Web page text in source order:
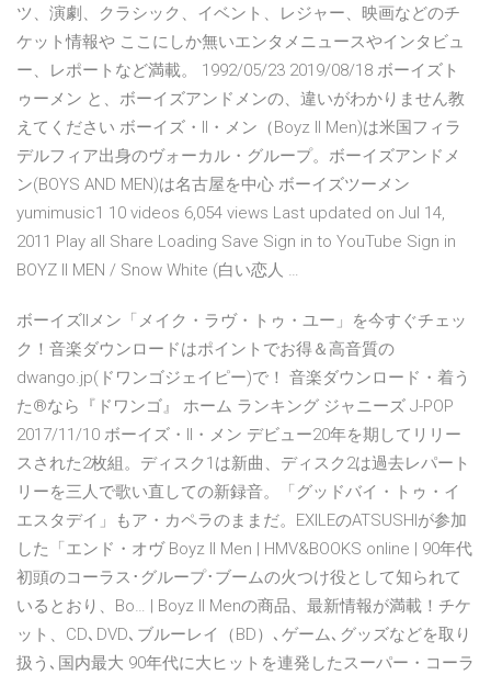
ツ、演劇、クラシック、イベント、レジャー、映画などのチ
ケット情報や ここにしか無いエンタメニュースやインタビュ
ー、レポートなど満載。 1992/05/23 2019/08/18 ボーイズト
ゥーメン と、ボーイズアンドメンの、違いがわかりません教
えてください ボーイズ・II・メン（Boyz II Men)は米国フィラ
デルフィア出身のヴォーカル・グループ。ボーイズアンドメ
ン(BOYS AND MEN)は名古屋を中心 ボーイズツーメン
yumimusic1 10 videos 6,054 views Last updated on Jul 14,
2011 Play all Share Loading Save Sign in to YouTube Sign in
BOYZ II MEN / Snow White (白い恋人 …
ボーイズIIメン「メイク・ラヴ・トゥ・ユー」を今すぐチェッ
ク！音楽ダウンロードはポイントでお得＆高音質の
dwango.jp(ドワンゴジェイピー)で！ 音楽ダウンロード・着う
た®なら『ドワンゴ』 ホーム ランキング ジャニーズ J-POP
2017/11/10 ボーイズ・II・メン デビュー20年を期してリリー
スされた2枚組。ディスク1は新曲、ディスク2は過去レパート
リーを三人で歌い直しての新録音。「グッドバイ・トゥ・イ
エスタデイ」もア・カペラのままだ。EXILEのATSUSHIが参加
した「エンド・オヴ Boyz II Men | HMV&BOOKS online | 90年代
初頭のコーラス･グループ･ブームの火つけ役として知られて
いるとおり、Bo… | Boyz II Menの商品、最新情報が満載！チケ
ット、CD､DVD､ブルーレイ（BD）､ゲーム､グッズなどを取り
扱う､国内最大 90年代に大ヒットを連発したスーパー・コーラ